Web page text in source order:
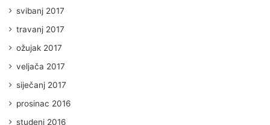
svibanj 2017
travanj 2017
ožujak 2017
veljača 2017
siječanj 2017
prosinac 2016
studeni 2016